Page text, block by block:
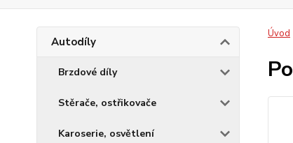
Autodíly
Brzdové díly
Stěrače, ostřikovače
Karoserie, osvětlení
Úvod